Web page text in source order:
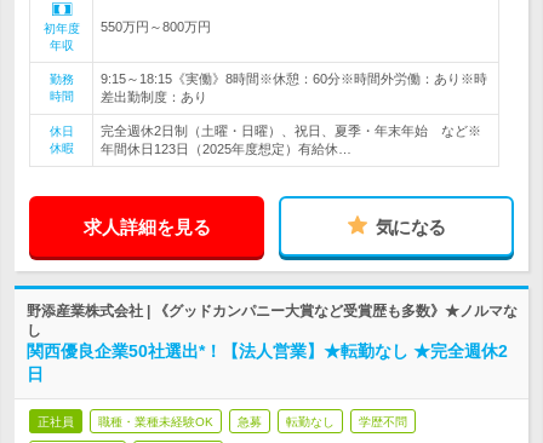
初年度
年収
550万円～800万円
勤務
時間
9:15～18:15《実働》8時間※休憩：60分※時間外労働：あり※時
差出勤制度：あり
休日
休暇
完全週休2日制（土曜・日曜）、祝日、夏季・年末年始 など※
年間休日123日（2025年度想定）有給休…
求人詳細を見る 気になる
野添産業株式会社 | 《グッドカンパニー大賞など受賞歴も多数》★ノルマな
し
関西優良企業50社選出*！【法人営業】★転勤なし ★完全週休2
日
正社員 職種・業種未経験OK 急募 転勤なし 学歴不問